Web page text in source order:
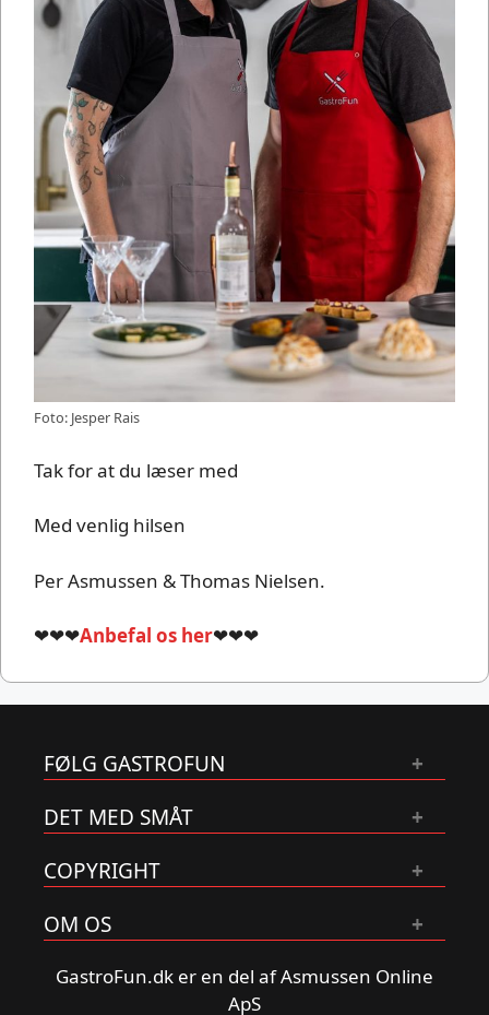
Foto: Jesper Rais
Tak for at du læser med
Med venlig hilsen
Per Asmussen & Thomas Nielsen.
❤❤❤Anbefal os her❤❤❤
FØLG GASTROFUN
DET MED SMÅT
COPYRIGHT
OM OS
GastroFun.dk er en del af Asmussen Online
ApS